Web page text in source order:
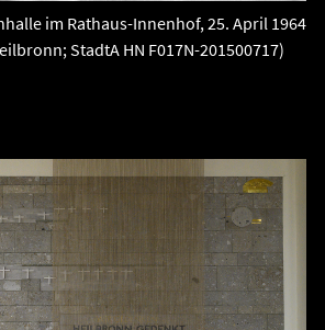
im Rathaus-Innenhof, 25. April 1964
StadtA HN F017N-201500717)